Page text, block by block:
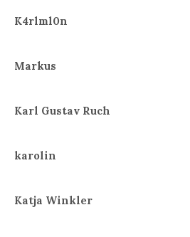
K4rlml0n
Markus
Karl Gustav Ruch
karolin
Katja Winkler